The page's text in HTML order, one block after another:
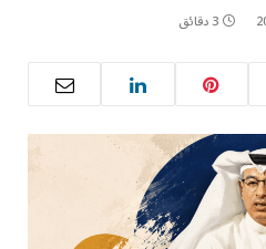
3 دقائق